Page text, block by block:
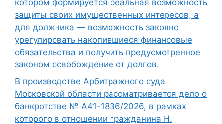
котором формируется реальная возможность
защиты своих имущественных интересов, а
для должника — возможность законно
урегулировать накопившиеся финансовые
обязательства и получить предусмотренное
законом освобождение от долгов.
В производстве Арбитражного суда
Московской области рассматривается дело о
банкротстве № А41-1836/2026, в рамках
которого в отношении гражданина Н.